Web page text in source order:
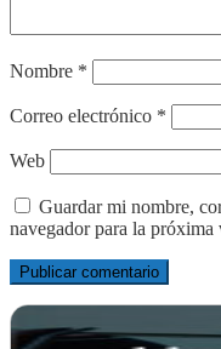
Nombre *
Correo electrónico *
Web
Guardar mi nombre,
navegador para la próxima